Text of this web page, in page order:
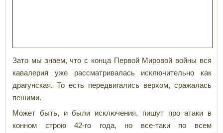
Зато мы знаем, что с конца Первой Мировой войны вся
кавалерия уже рассматривалась исключительно как
драгунская. То есть передвигались верхом, сражалась
пешими.
Может быть, и были исключения, пишут про атаки в
конном строю 42-го года, но все-таки по всем